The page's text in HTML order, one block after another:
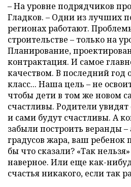
– На уровне подрядчиков
Гладков. – Одни из лучших
регионах работают.
строительстве – только на
Планирование,
контрактация. И самое
качеством. В последний год
класс... Наша цель – не
чтобы дети в том же новом
счастливы. Родители
и сами будут счастливы. А
забыли построить веранды –
градусов жара, ваш ребенок
бы что сказали? «Так
наверное. Или еще как-
счастья никакого, если так